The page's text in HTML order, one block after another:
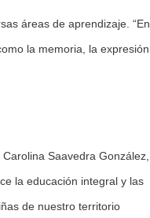
áreas de aprendizaje. “En
la memoria, la
Saavedra González,
la educación integral y las
de nuestro territorio